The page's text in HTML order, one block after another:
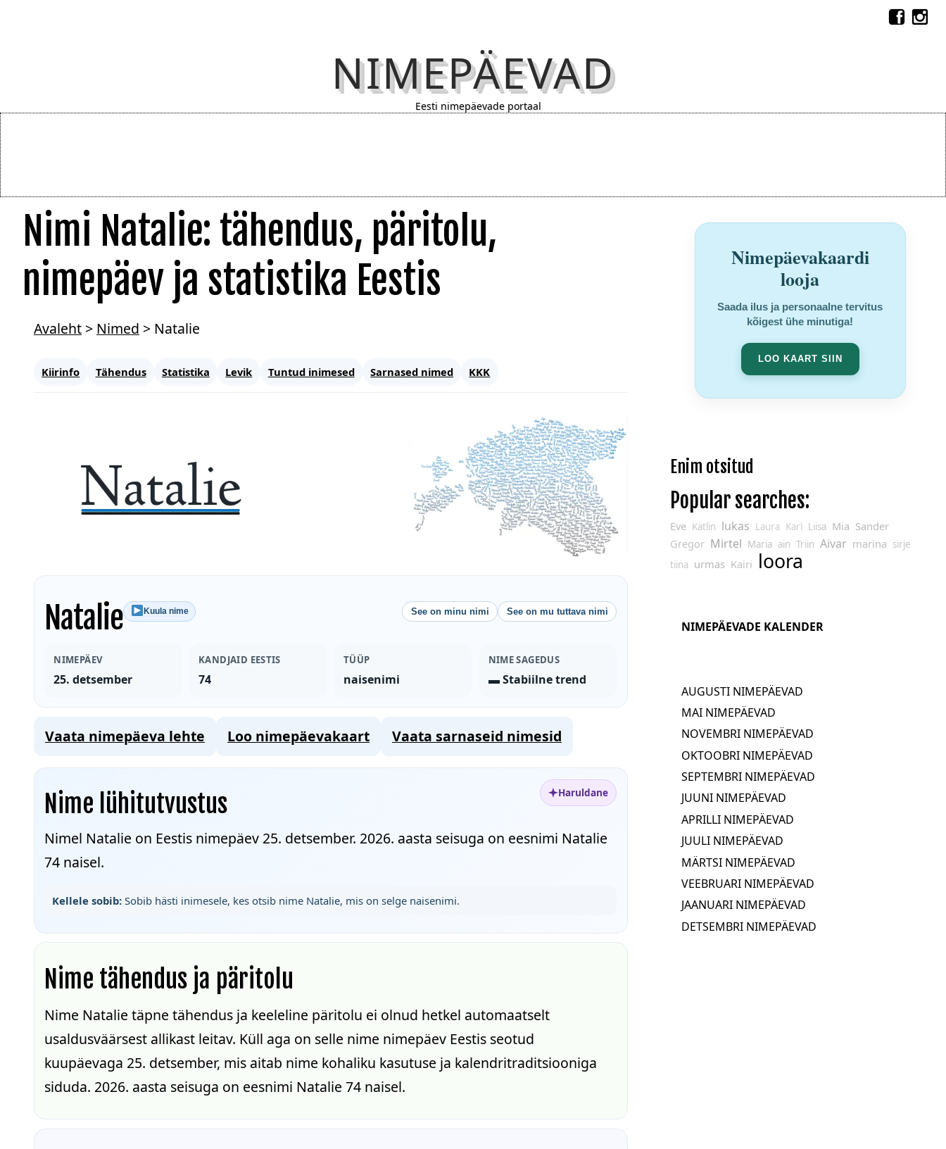
NIMEPÄEVAD
Eesti nimepäevade portaal
Nimi Natalie: tähendus, päritolu,
nimepäev ja statistika Eestis
Avaleht > Nimed > Natalie
Kiirinfo Tähendus Statistika Levik Tuntud inimesed Sarnased nimed KKK
Natalie Kuula nime See on minu nimi See on mu tuttava nimi
NIMEPÄEV
25. detsember
KANDJAID EESTIS
74
TÜÜP
naisenimi
NIME SAGEDUS
▬ Stabiilne trend
Vaata nimepäeva lehte Loo nimepäevakaart Vaata sarnaseid nimesid
Nime lühitutvustus Haruldane
Nimel Natalie on Eestis nimepäev 25. detsember. 2026. aasta seisuga on eesnimi Natalie
74 naisel.
Kellele sobib:Sobib hästi inimesele, kes otsib nime Natalie, mis on selge naisenimi.
Nime tähendus ja päritolu
Nime Natalie täpne tähendus ja keeleline päritolu ei olnud hetkel automaatselt
usaldusväärsest allikast leitav. Küll aga on selle nime nimepäev Eestis seotud
kuupäevaga 25. detsember, mis aitab nime kohaliku kasutuse ja kalendritraditsiooniga
siduda. 2026. aasta seisuga on eesnimi Natalie 74 naisel.
Nimepäevakaardi
looja
Saada ilus ja personaalne tervitus
kõigest ühe minutiga!
LOO KAART SIIN
Enim otsitud
Popular searches:
Eve Kätlin lukas Laura Karl Liisa Mia Sander
Gregor Mirtel Maria ain Triin Aivar marina sirje
tiina urmas Kairi loora
NIMEPÄEVADE KALENDER
AUGUSTI NIMEPÄEVAD
MAI NIMEPÄEVAD
NOVEMBRI NIMEPÄEVAD
OKTOOBRI NIMEPÄEVAD
SEPTEMBRI NIMEPÄEVAD
JUUNI NIMEPÄEVAD
APRILLI NIMEPÄEVAD
JUULI NIMEPÄEVAD
MÄRTSI NIMEPÄEVAD
VEEBRUARI NIMEPÄEVAD
JAANUARI NIMEPÄEVAD
DETSEMBRI NIMEPÄEVAD